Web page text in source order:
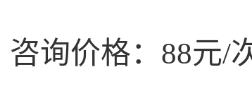
咨询价格：88元/